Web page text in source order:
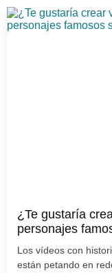
¿Te gustaría
personajes
Los vídeos con
están petando en